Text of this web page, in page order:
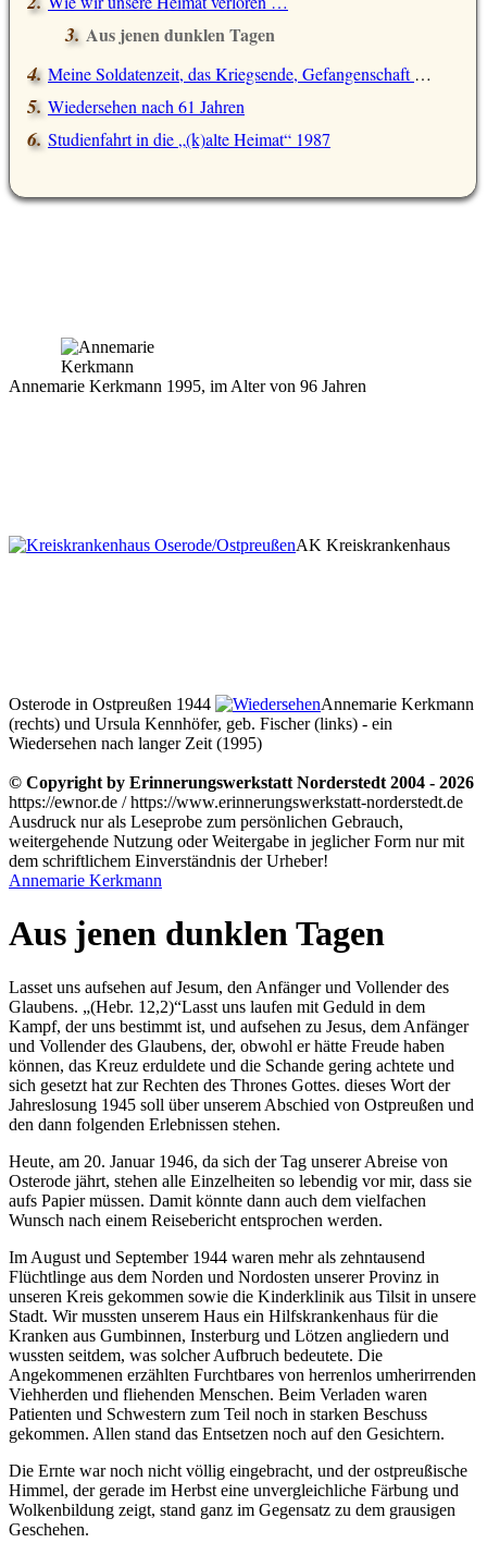
Aus jenen dunklen Tagen
Meine Soldatenzeit, das Kriegsende, Gefangenschaft und Flucht
Wiedersehen nach 61 Jahren
Studienfahrt in die (k)alte Heimat 1987
Annemarie Kerkmann 1995, im Alter von 96 Jahren
AK Kreiskrankenhaus
Osterode in Ostpreußen 1944
Annemarie Kerkmann
(rechts) und Ursula Kennhöfer, geb. Fischer (links) - ein
Wiedersehen nach langer Zeit (1995)
© Copyright by Erinnerungswerkstatt Norderstedt 2004 - 2026
https://ewnor.de / https://www.erinnerungswerkstatt-norderstedt.de
Ausdruck nur als Leseprobe zum persönlichen Gebrauch,
weitergehende Nutzung oder Weitergabe in jeglicher Form nur mit
dem schriftlichem Einverständnis der Urheber!
Annemarie Kerkmann
Aus jenen dunklen Tagen
Lasset uns aufsehen auf Jesum, den Anfänger und Vollender des
Glaubens.
(Hebr. 12,2) Lasst uns laufen mit Geduld in dem
Kampf, der uns bestimmt ist, und aufsehen zu Jesus, dem Anfänger
und Vollender des Glaubens, der, obwohl er hätte Freude haben
können, das Kreuz erduldete und die Schande gering achtete und
sich gesetzt hat zur Rechten des Thrones Gottes. dieses Wort der
Jahreslosung 1945 soll über unserem Abschied von Ostpreußen und
den dann folgenden Erlebnissen stehen.
Heute, am 20. Januar 1946, da sich der Tag unserer Abreise von
Osterode jährt, stehen alle Einzelheiten so lebendig vor mir, dass sie
aufs Papier müssen. Damit könnte dann auch dem vielfachen
Wunsch nach einem Reisebericht entsprochen werden.
Im August und September 1944 waren mehr als zehntausend
Flüchtlinge aus dem Norden und Nordosten unserer Provinz in
unseren Kreis gekommen sowie die Kinderklinik aus Tilsit in unsere
Stadt. Wir mussten unserem Haus ein Hilfskrankenhaus für die
Kranken aus Gumbinnen, Insterburg und Lötzen angliedern und
wussten seitdem, was solcher Aufbruch bedeutete. Die
Angekommenen erzählten Furchtbares von herrenlos umherirrenden
Viehherden und fliehenden Menschen. Beim Verladen waren
Patienten und Schwestern zum Teil noch in starken Beschuss
gekommen. Allen stand das Entsetzen noch auf den Gesichtern.
Die Ernte war noch nicht völlig eingebracht, und der ostpreußische
Himmel, der gerade im Herbst eine unvergleichliche Färbung und
Wolkenbildung zeigt, stand ganz im Gegensatz zu dem grausigen
Geschehen.